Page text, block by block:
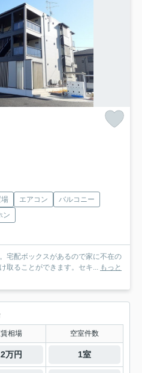
エアコン
バルコニー
ン
宅配ボックスがあるので家に不在の
取ることができます。セキ... もっと
相場 空室件数
万円 1室